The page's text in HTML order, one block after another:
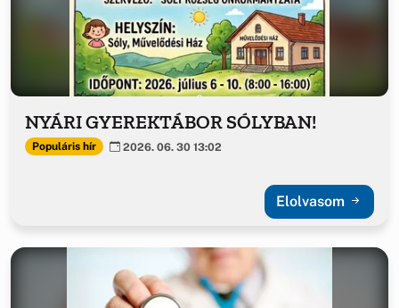
NYÁRI GYEREKTÁBOR SÓLYBAN!
Populáris hír 2026. 06. 30 13:02
Elolvasom